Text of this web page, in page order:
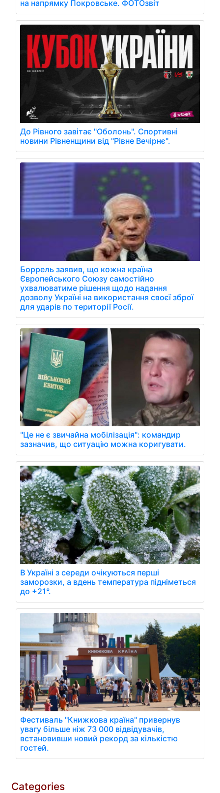
на напрямку Покровське. ФОТОзвіт
До Рівного завітає "Оболонь". Спортивні
новини Рівненщини від "Рівне Вечірнє".
Боррель заявив, що кожна країна
Європейського Союзу самостійно
ухвалюватиме рішення щодо надання
дозволу Україні на використання своєї зброї
для ударів по території Росії.
"Це не є звичайна мобілізація": командир
зазначив, що ситуацію можна коригувати.
В Україні з середи очікуються перші
заморозки, а вдень температура підніметься
до +21°.
Фестиваль "Книжкова країна" привернув
увагу більше ніж 73 000 відвідувачів,
встановивши новий рекорд за кількістю
гостей.
Categories